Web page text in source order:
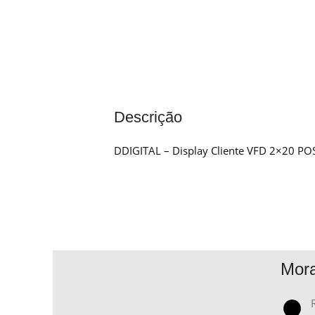
Descrição
DDIGITAL – Display Cliente VFD 2×20